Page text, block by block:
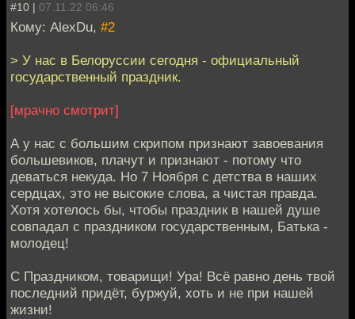
#10 | 07.11.22 06:46
Кому: AlexDu, #2
> У нас в Белоруссии сегодня - официальный
государственный праздник.
[мрачно смотрит]
А у нас с большим скрипом признают завоевания
большевиков, плачут и признают - потому что
деваться некуда. Но 7 Ноября с детства в наших
сердцах, это не высокие слова, а чистая правда.
Хотя хотелось бы, чтобы праздник в нашей душе
совпадал с праздником государственным, Батька -
молодец!
С Праздником, товарищи! Ура! Всё равно день твой
последний придёт, буржуй, хоть и не при нашей
жизни!